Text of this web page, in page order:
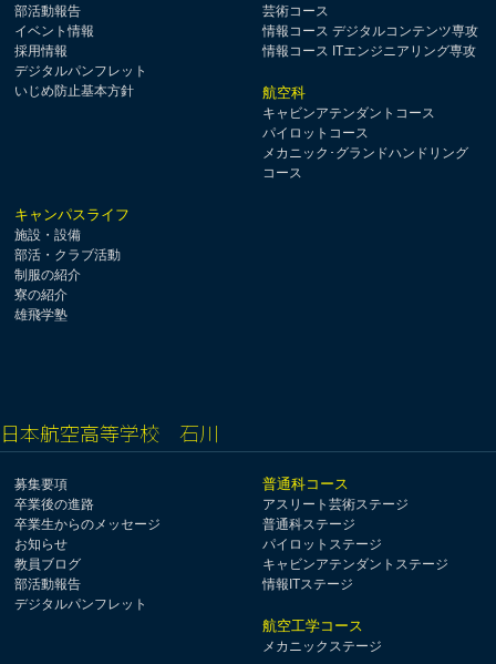
部活動報告
イベント情報
採用情報
デジタルパンフレット
いじめ防止基本方針
芸術コース
情報コース デジタルコンテンツ専攻
情報コース ITエンジニアリング専攻
航空科
キャビンアテンダントコース
パイロットコース
メカニック･グランドハンドリング
コース
キャンパスライフ
施設・設備
部活・クラブ活動
制服の紹介
寮の紹介
雄飛学塾
日本航空高等学校 石川
募集要項
卒業後の進路
卒業生からのメッセージ
お知らせ
教員ブログ
部活動報告
デジタルパンフレット
普通科コース
アスリート芸術ステージ
普通科ステージ
パイロットステージ
キャビンアテンダントステージ
情報ITステージ
航空工学コース
メカニックステージ